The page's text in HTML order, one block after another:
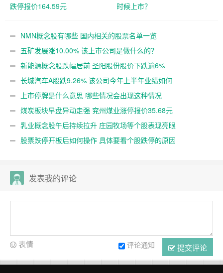
跌停报价164.59元
时候上市？
NMN概念股有哪些 国内相关的股票名单一览
五矿发展涨10.00% 该上市公司是做什么的？
新能源概念股跌幅居前 圣阳股份股价下跌逾6%
长城汽车A股跌9.26% 该公司今年上半年业绩如何
上市停牌是什么意思 哪些情况会出现这种情况
煤炭板块早盘异动走强 兖州煤业涨停报价35.68元
乳业概念股午后持续拉升 庄园牧场等个股表现亮眼
股票跌停开板后如何操作 具体要看个股跌停的原因
发表我的评论
提交评论
评论通知
表情